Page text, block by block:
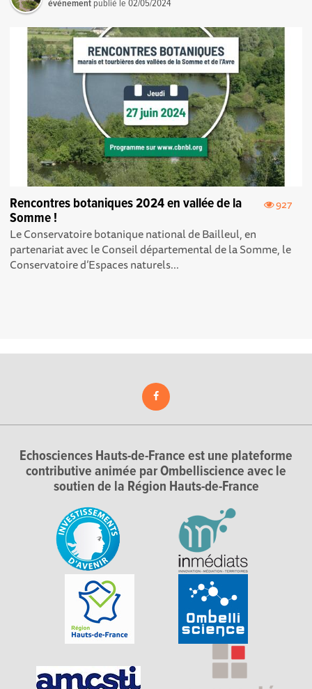
événement publié le02/05/2024
927
Rencontres botaniques 2024 en vallée de la
Somme !
Le Conservatoire botanique national de Bailleul, en
partenariat avec le Conseil départemental de la Somme, le
Conservatoire d’Espaces naturels...
Echosciences Hauts-de-France est une plateforme
contributive animée par Ombelliscience avec le
soutien de la Région Hauts-de-France